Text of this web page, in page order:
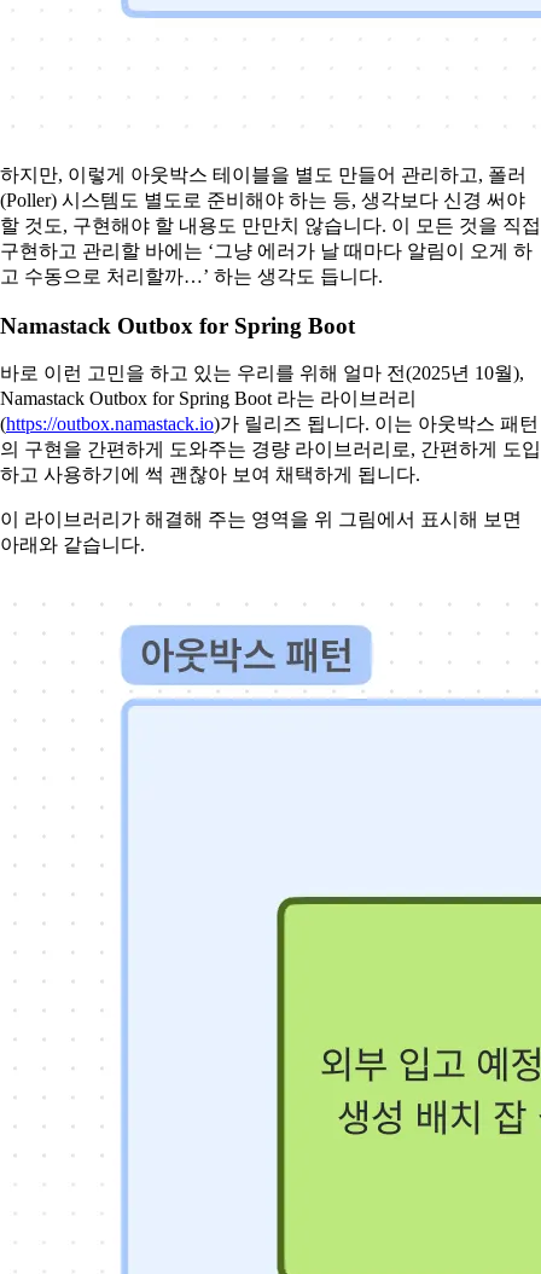
하지만, 이렇게 아웃박스 테이블을 별도 만들어 관리하고, 폴러
(Poller) 시스템도 별도로 준비해야 하는 등, 생각보다 신경 써야
할 것도, 구현해야 할 내용도 만만치 않습니다. 이 모든 것을 직접
구현하고 관리할 바에는 ‘그냥 에러가 날 때마다 알림이 오게 하
고 수동으로 처리할까…’ 하는 생각도 듭니다.
Namastack Outbox for Spring Boot
바로 이런 고민을 하고 있는 우리를 위해 얼마 전(2025년 10월),
Namastack Outbox for Spring Boot 라는 라이브러리
(https://outbox.namastack.io)가 릴리즈 됩니다. 이는 아웃박스 패턴
의 구현을 간편하게 도와주는 경량 라이브러리로, 간편하게 도입
하고 사용하기에 썩 괜찮아 보여 채택하게 됩니다.
이 라이브러리가 해결해 주는 영역을 위 그림에서 표시해 보면
아래와 같습니다.